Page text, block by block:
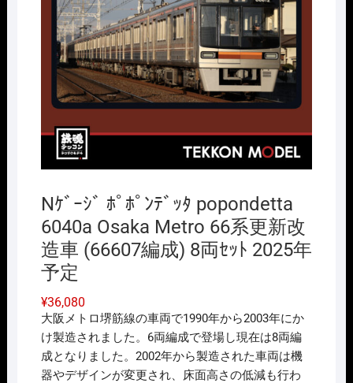
Nｹﾞｰｼﾞ ﾎﾟﾎﾟﾝﾃﾞｯﾀ popondetta
6040a Osaka Metro 66系更新改
造車 (66607編成) 8両ｾｯﾄ 2025年
予定
¥36,080
大阪メトロ堺筋線の車両で1990年から2003年にか
け製造されました。6両編成で登場し現在は8両編
成となりました。2002年から製造された車両は機
器やデザインが変更され、床面高さの低減も行わ